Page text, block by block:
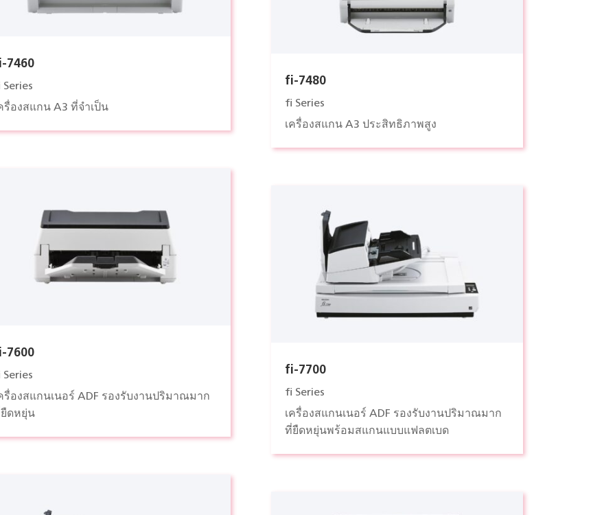
7460
Series
รื่องสแกน A3 ที่จำเป็น
7600
Series
รื่องสแกนเนอร์ ADF รองรับงานปริมาณมาก
ดหยุ่น
fi-7480
fi Series
เครื่องสแกน A3 ประสิทธิภาพสูง
fi-7700
fi Series
เครื่องสแกนเนอร์ ADF รองรับงานปริมาณมาก
ที่ยืดหยุ่นพร้อมสแกนแบบแฟลตเบด